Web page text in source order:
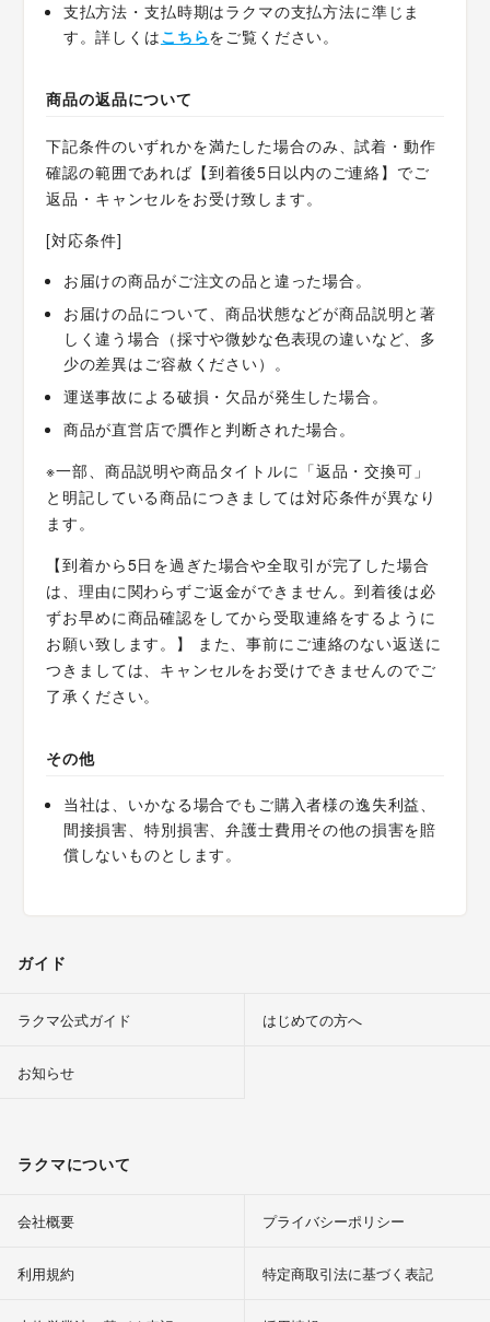
支払方法・支払時期はラクマの支払方法に準じま
す。詳しくはこちらをご覧ください。
商品の返品について
下記条件のいずれかを満たした場合のみ、試着・動作
確認の範囲であれば【到着後5日以内のご連絡】でご
返品・キャンセルをお受け致します。
[対応条件]
お届けの商品がご注文の品と違った場合。
お届けの品について、商品状態などが商品説明と著
しく違う場合（採寸や微妙な色表現の違いなど、多
少の差異はご容赦ください）。
運送事故による破損・欠品が発生した場合。
商品が直営店で贋作と判断された場合。
※一部、商品説明や商品タイトルに「返品・交換可」
と明記している商品につきましては対応条件が異なり
ます。
【到着から5日を過ぎた場合や全取引が完了した場合
は、理由に関わらずご返金ができません。到着後は必
ずお早めに商品確認をしてから受取連絡をするように
お願い致します。】 また、事前にご連絡のない返送に
つきましては、キャンセルをお受けできませんのでご
了承ください。
その他
当社は、いかなる場合でもご購入者様の逸失利益、
間接損害、特別損害、弁護士費用その他の損害を賠
償しないものとします。
ガイド
ラクマ公式ガイド はじめての方へ
お知らせ
ラクマについて
会社概要 プライバシーポリシー
利用規約 特定商取引法に基づく表記